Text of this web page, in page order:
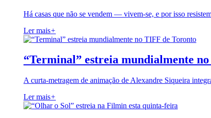
Há casas que não se vendem — vivem-se, e por isso
Ler mais+
“Terminal” estreia mundialmente
A curta-metragem de animação de Alexandre Siqueira
Ler mais+